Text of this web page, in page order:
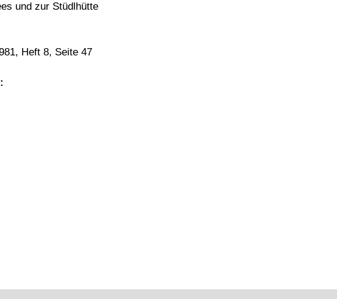
und zur Stüdlhütte
Heft 8, Seite 47